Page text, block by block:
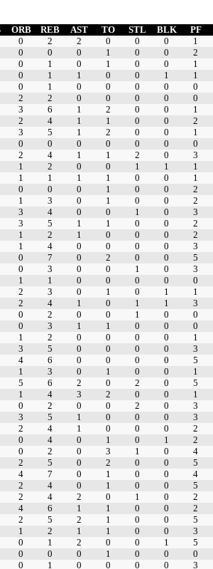
ORB REB AST TO STL BLK PF
0 2 2 0 0 0 1
0 0 0 1 0 0 2
0 1 0 1 0 0 1
0 1 1 0 0 1 1
0 1 0 0 0 0 0
2 2 0 0 0 0 0
3 6 1 2 0 0 1
2 4 1 1 0 0 2
3 5 1 2 0 0 1
0 0 0 0 0 0 0
2 4 1 1 2 0 3
1 2 0 0 1 1 1
1 1 1 1 0 0 1
0 0 0 1 0 0 2
1 3 0 1 0 0 2
3 4 0 0 1 0 3
3 5 1 1 0 0 2
1 2 1 0 0 0 2
1 4 0 0 0 0 3
0 7 0 2 0 0 5
0 3 0 0 1 0 3
1 1 0 0 0 0 0
2 3 0 1 0 1 1
2 4 1 0 1 1 3
0 2 0 0 1 0 0
0 3 1 1 0 0 0
1 2 0 0 0 0 1
3 5 0 0 0 0 3
4 6 0 0 0 0 5
1 3 0 1 0 0 1
5 6 2 0 2 0 5
1 4 3 2 0 0 1
0 2 0 0 2 0 3
3 5 1 0 0 0 3
2 4 1 0 0 0 2
0 4 0 1 0 1 2
0 2 0 3 1 0 4
2 5 0 2 0 0 5
4 7 0 1 0 0 4
2 4 0 1 0 0 5
2 4 2 0 1 0 2
4 6 1 1 0 0 2
2 5 2 1 0 0 5
1 2 1 1 0 0 3
0 1 2 0 0 1 5
0 0 0 1 0 0 0
0 1 0 0 0 0 3